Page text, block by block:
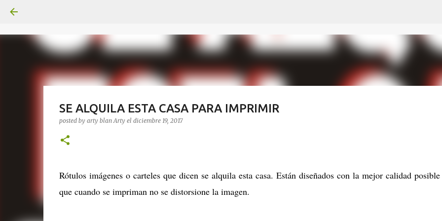
SE ALQUILA ESTA CASA PARA IMPRIMIR
posted by arty blanArty el diciembre 19, 2017
Rótulos imágenes o carteles que dicen se alquila esta casa. Están diseñados con la mejor calidad
que cuando se impriman no se distorsione la imagen.